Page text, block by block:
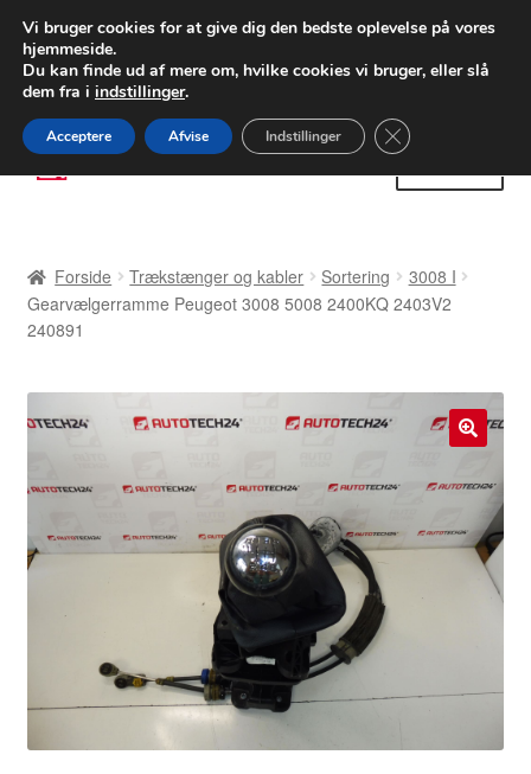
LEVERING fra 55 kr.
FEDEX verdensomspændende forsendelse
80 82 72 02
Spring
til
Spring
til
Betalinger
Klage
Klageprocedure
Kontakte
Kurv
Levering
Forside Trækstænger og kabler Sortering
3008 I
Gearvælgerramme Peugeot 3008 5008 2400KQ 2403V2
240891
Vi bruger cookies for at give dig den bedste oplevelse på vores
hjemmeside.
Du kan finde ud af mere om, hvilke cookies vi bruger, eller slå
dem fra i indstillinger.
Acceptere Afvise Indstillinger Close GDPR